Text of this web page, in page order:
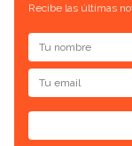
Recibe las últimas